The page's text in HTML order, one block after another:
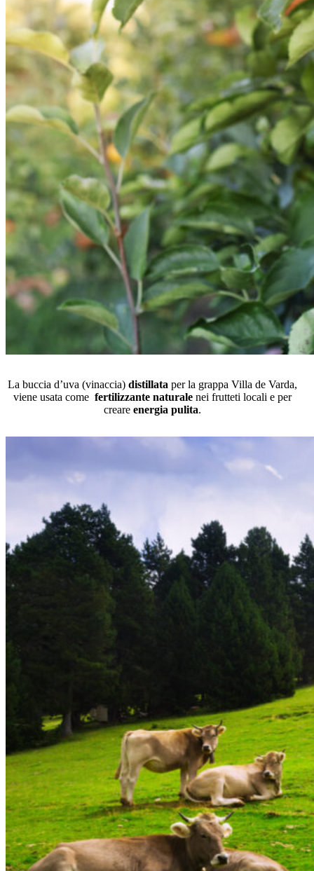
La buccia d’uva (vinaccia) distillata per la grappa Villa de Varda,
viene usata come fertilizzante naturale nei frutteti locali e per
creareenergia pulita.